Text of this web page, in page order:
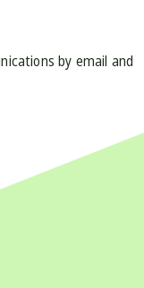
by email and